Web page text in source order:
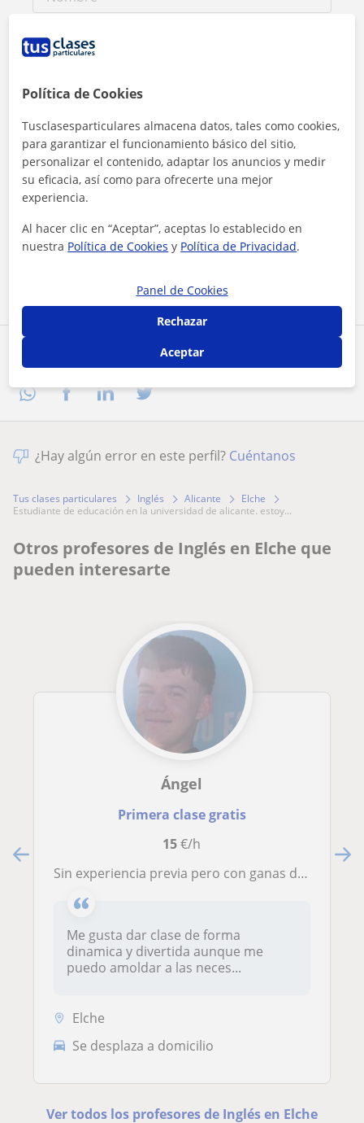
Comparte a este profesor
Al hacer clic, aceptas nuestro aviso legal y de privacidad
¿Hay algún error en este perfil? Cuéntanos
Tus clases particulares Inglés Alicante
Elche
estudiante de educación en la universidad de alicante. estoy...
Otros profesores de Inglés en Elche que
pueden interesarte
Ángel
Primera clase gratis
15€/h
Sin experiencia previa pero con ganas de enseñar a niños y niñas inglés de una forma divertida y eficiente.
Me gusta dar clase de forma
dinamica y divertida aunque me
puedo amoldar a las neces...
Elche
Se desplaza a domicilio
Ver todos los profesores de Inglés en Elche
Política de Cookies
Tusclasesparticulares almacena datos, tales como cookies,
para garantizar el funcionamiento básico del sitio,
personalizar el contenido, adaptar los anuncios y medir
su eficacia, así como para ofrecerte una mejor
experiencia.
Al hacer clic en “Aceptar”, aceptas lo establecido en
nuestra Política de Cookies y Política de Privacidad.
Panel de Cookies
Rechazar
Aceptar